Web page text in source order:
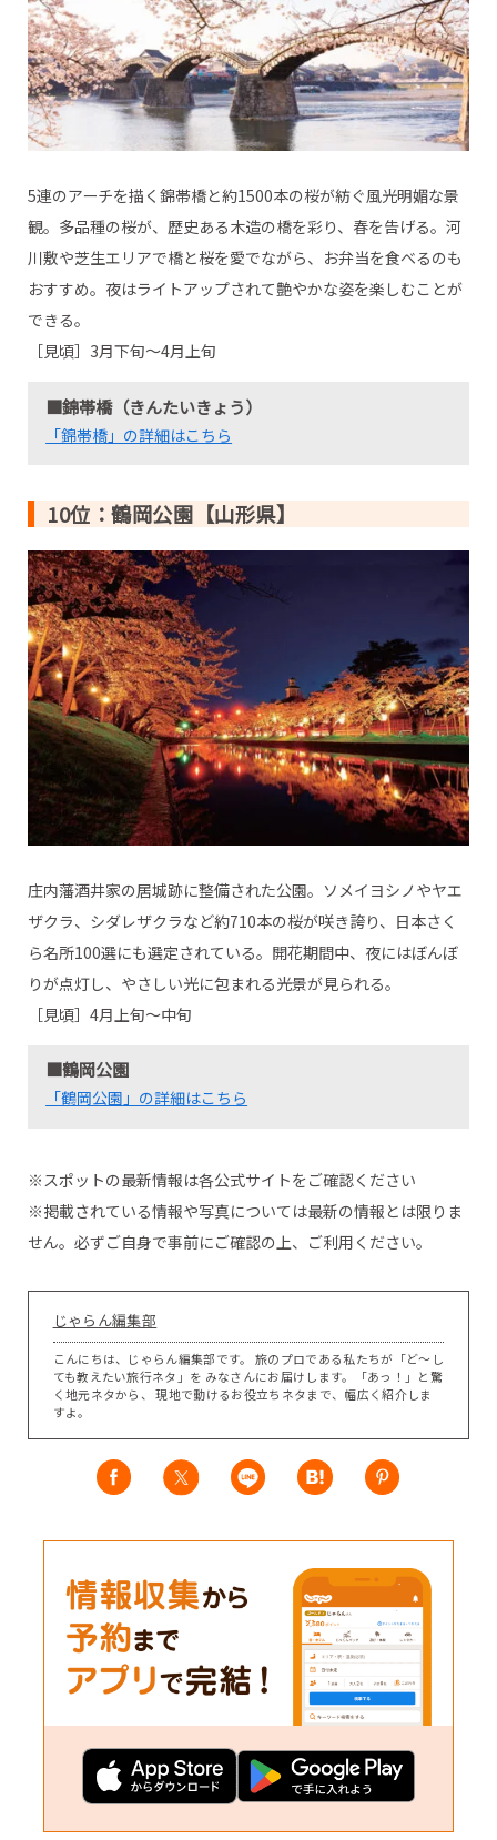
5連のアーチを描く錦帯橋と約1500本の桜が紡ぐ風光明媚な景
観。多品種の桜が、歴史ある木造の橋を彩り、春を告げる。河
川敷や芝生エリアで橋と桜を愛でながら、お弁当を食べるのも
おすすめ。夜はライトアップされて艶やかな姿を楽しむことが
できる。
［見頃］3月下旬～4月上旬
■錦帯橋（きんたいきょう）
「錦帯橋」の詳細はこちら
10位：鶴岡公園【山形県】
庄内藩酒井家の居城跡に整備された公園。ソメイヨシノやヤエ
ザクラ、シダレザクラなど約710本の桜が咲き誇り、日本さく
ら名所100選にも選定されている。開花期間中、夜にはぼんぼ
りが点灯し、やさしい光に包まれる光景が見られる。
［見頃］4月上旬～中旬
■鶴岡公園
「鶴岡公園」の詳細はこちら
※スポットの最新情報は各公式サイトをご確認ください
※掲載されている情報や写真については最新の情報とは限りま
せん。必ずご自身で事前にご確認の上、ご利用ください。
じゃらん編集部
こんにちは、じゃらん編集部です。 旅のプロである私たちが「ど～し
ても教えたい旅行ネタ」を みなさんにお届けします。「あっ！」と驚
く地元ネタから、 現地で動けるお役立ちネタまで、幅広く紹介しま
すよ。